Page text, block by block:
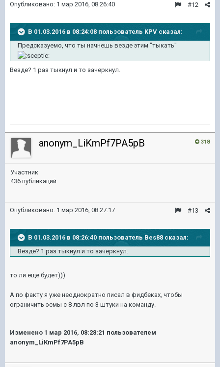
#12
Опубликовано: 1 мар 2016, 08:26:40
В 01.03.2016 в 08:24:08 пользователь KPV сказал:
Предсказуемо, что ты начнешь везде этим "тыкать"
Везде? 1 раз тыкнул и то зачеркнул.
318
anonym_LiKmPf7PA5pB
Участник
436 публикаций
#13
Опубликовано: 1 мар 2016, 08:27:17
В 01.03.2016 в 08:26:40 пользователь Bes88 сказал:
Везде? 1 раз тыкнул и то зачеркнул.
то ли еще будет)))
А по факту я уже неоднократно писал в фидбеках, чтобы
ограничить эсмы с 8 лвл по 3 штуки на команду.
Изменено 1 мар 2016, 08:28:21 пользователем
anonym_LiKmPf7PA5pB